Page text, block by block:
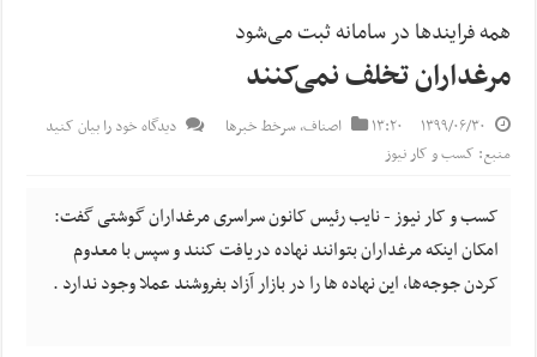
همه فرایندها در سامانه ثبت می‌شود
مرغداران تخلف نمی‌کنند
۱۳۹۹/۰۶/۳۰ ۱۳:۲۰ اصناف,سرخط خبرها
دیدگاه خود را بیان کنید
منبع: کسب و کار نیوز
کسب و کار نیوز - نایب رئیس کانون سراسری مرغداران گوشتی گفت:
امکان اینکه مرغداران بتوانند نهاده دریافت کنند و سپس با معدوم
کردن جوجه‌ها، این نهاده ها را در بازار آزاد بفروشند عملا وجود ندارد .